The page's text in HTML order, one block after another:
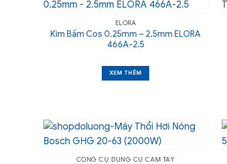
ELORA
Kìm Bấm Cos 0.25mm – 2.5mm ELORA
466A-2.5
XEM THÊM
CÔNG CỤ DỤNG CỤ CẦM TAY